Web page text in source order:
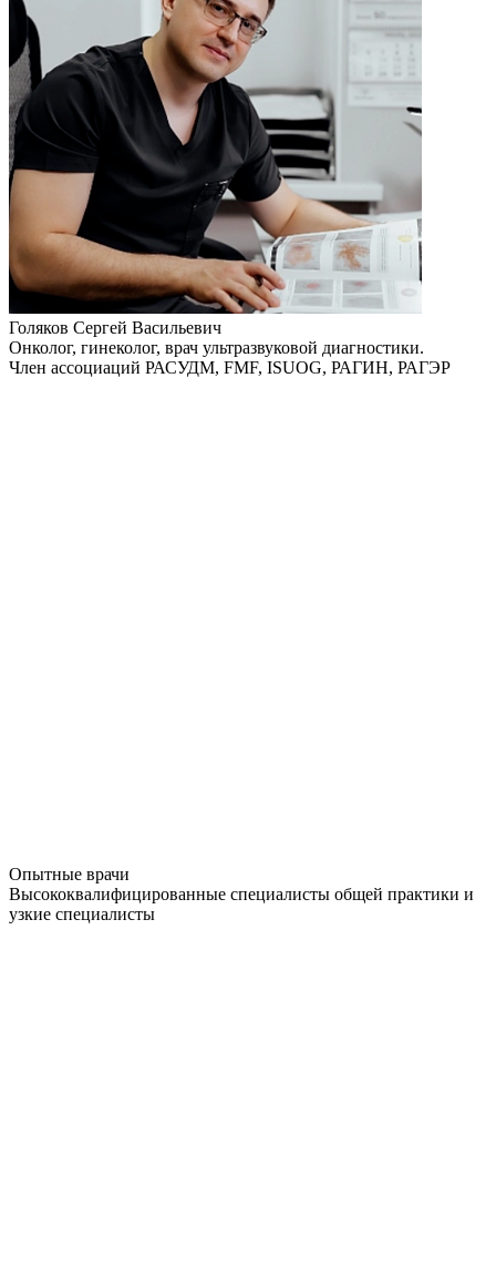
Голяков Сергей Васильевич
Онколог, гинеколог, врач ультразвуковой диагностики.
Член ассоциаций РАСУДМ, FMF, ISUOG, РАГИН, РАГЭР
Опытные врачи
Высококвалифицированные специалисты общей практики и
узкие специалисты